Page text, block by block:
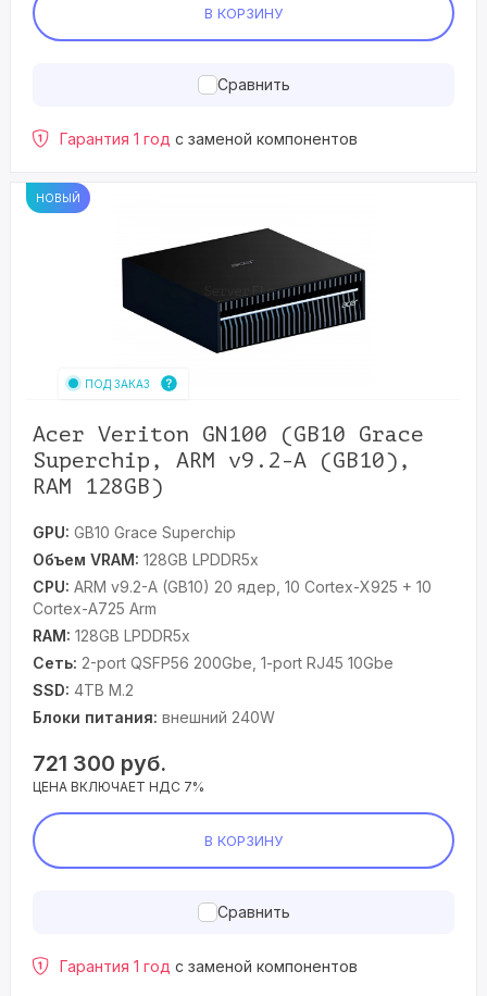
В КОРЗИНУ
Сравнить
Гарантия 1 год с заменой компонентов
НОВЫЙ
ПОД ЗАКАЗ
Acer Veriton GN100 (GB10 Grace
Superchip, ARM v9.2-A (GB10),
RAM 128GB)
GPU: GB10 Grace Superchip
Объем VRAM: 128GB LPDDR5x
CPU: ARM v9.2-A (GB10) 20 ядер, 10 Cortex-X925 + 10
Cortex-A725 Arm
RAM: 128GB LPDDR5x
Сеть: 2-port QSFP56 200Gbe, 1-port RJ45 10Gbe
SSD: 4TB M.2
Блоки питания: внешний 240W
721 300 руб.
ЦЕНА ВКЛЮЧАЕТ НДС 7%
В КОРЗИНУ
Сравнить
Гарантия 1 год с заменой компонентов